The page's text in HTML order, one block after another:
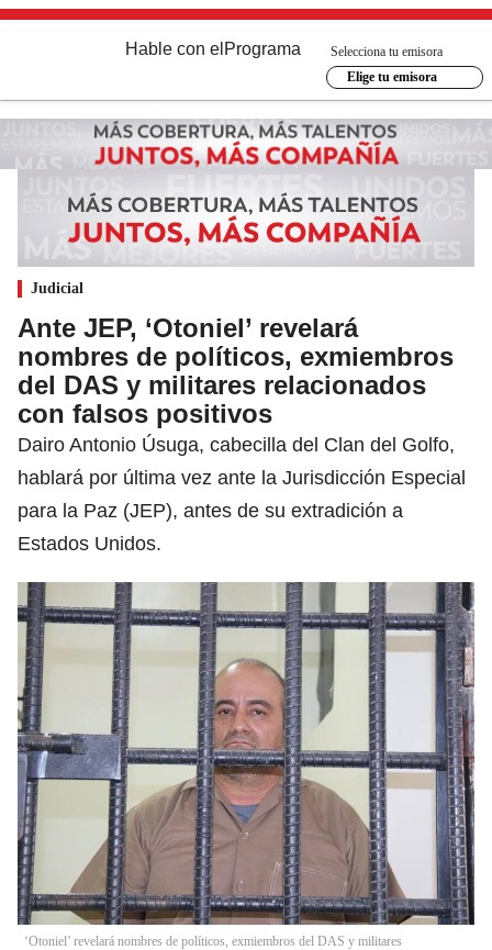
Hable con el Programa
Selecciona tu emisora
Elige tu emisora
Judicial
Ante JEP, ‘Otoniel’ revelará
nombres de políticos, exmiembros
del DAS y militares relacionados
con falsos positivos
Dairo Antonio Úsuga, cabecilla del Clan del Golfo,
hablará por última vez ante la Jurisdicción Especial
para la Paz (JEP), antes de su extradición a
Estados Unidos.
‘Otoniel’ revelará nombres de políticos, exmiembros del DAS y militares